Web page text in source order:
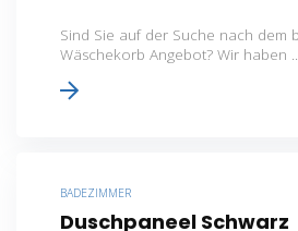
Sind Sie auf der Suche nach dem
Wäschekorb Angebot? Wir haben
BADEZIMMER
Duschpaneel Schwarz